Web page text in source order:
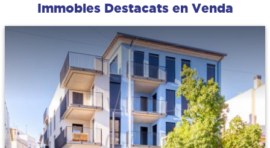
Immobles Destacats en Venda